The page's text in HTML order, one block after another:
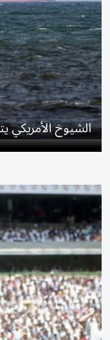
الشيوخ الأمريكي